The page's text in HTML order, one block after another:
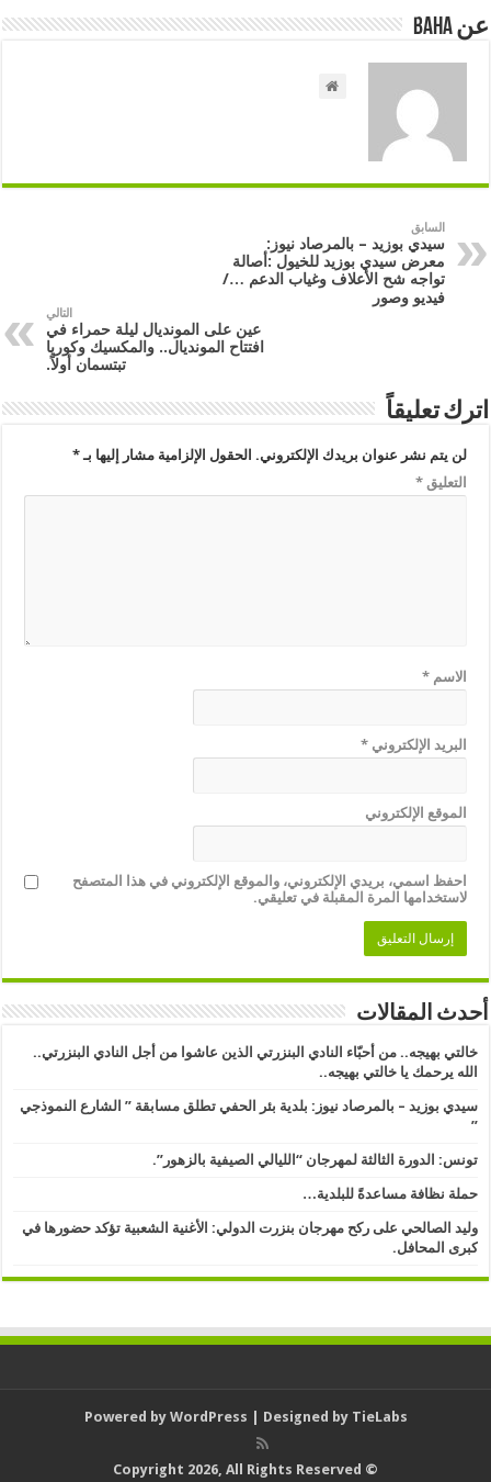
عن Baha
السابق
سيدي بوزيد – بالمرصاد نيوز:
معرض سيدي بوزيد للخيول :أصالة
تواجه شح الأعلاف وغياب الدعم …/
فيديو وصور
التالي
عين على المونديال ليلة حمراء في
افتتاح المونديال.. والمكسيك وكوريا
تبتسمان أولاً.
اترك تعليقاً
لن يتم نشر عنوان بريدك الإلكتروني. الحقول الإلزامية مشار إليها بـ*
التعليق*
الاسم*
البريد الإلكتروني*
الموقع الإلكتروني
احفظ اسمي، بريدي الإلكتروني، والموقع الإلكتروني في هذا المتصفح
لاستخدامها المرة المقبلة في تعليقي.
أحدث المقالات
خالتي بهيجه.. من أحبّاء النادي البنزرتي الذين عاشوا من أجل النادي البنزرتي..
الله يرحمك يا خالتي بهيجه..
سيدي بوزيد – بالمرصاد نيوز: بلدية بئر الحفي تطلق مسابقة ” الشارع النموذجي
” ​
تونس: الدورة الثالثة لمهرجان “الليالي الصيفية بالزهور”.
حملة نظافة مساعدةً للبلدية…
وليد الصالحي على ركح مهرجان بنزرت الدولي: الأغنية الشعبية تؤكد حضورها في
كبرى المحافل.
Powered by WordPress | Designed by TieLabs
© Copyright 2026, All Rights Reserved